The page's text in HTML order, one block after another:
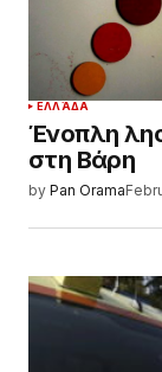
ΕΛΛΆΔΑ
Ένοπλη
στη Βάρη
by Pan Orama